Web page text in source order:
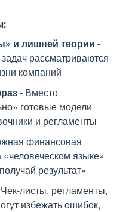
и лишней теории -
рассматриваются
компаний
- Вместо
готовые модели
и регламенты
финансовая
языке»
результат»
Чек-листы, регламенты,
избежать ошибок,